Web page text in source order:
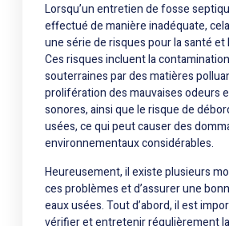
Lorsqu’un entretien de fosse
effectué de manière inadéquate,
une série de risques pour la santé et
Ces risques incluent la
souterraines par des matières
prolifération des mauvaises odeurs
sonores, ainsi que le risque de
usées, ce qui peut causer des
environnementaux considérables.
Heureusement, il existe plusieurs
ces problèmes et d’assurer une
eaux usées. Tout d’abord, il est
vérifier et entretenir régulièrement